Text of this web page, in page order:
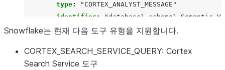
type:
"CORTEX_ANALYST_MESSAGE"
identifier:
description: "Semantic view for
  $$
Snowflake는 현재 다음 도구 유형을 지원합니다.
CORTEX_SEARCH_SERVICE_QUERY: Cortex
Search Service 도구